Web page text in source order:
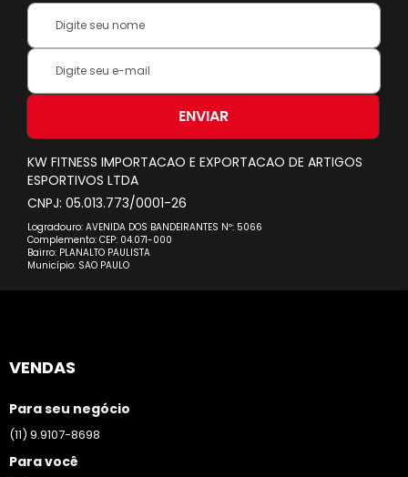
Your
Name:
Inscreva-
na
Newsletter:
ENVIAR
KW FITNESS IMPORTACAO E EXPORTACAO DE ARTIGOS
ESPORTIVOS LTDA
CNPJ: 05.013.773/0001-26
Logradouro: AVENIDA DOS BANDEIRANTES Nº: 5066
Complemento: CEP: 04.071-000
Bairro: PLANALTO PAULISTA
Município: SAO PAULO
VENDAS
Para seu negócio
(11) 9.9107-8698
Para você